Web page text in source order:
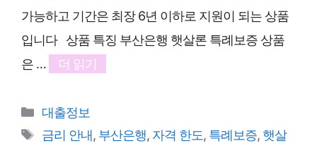
가능하고 기간은 최장 6년 이하로 지원이 되는 상품
입니다 상품 특징 부산은행 햇살론 특례보증 상품
은 …
더 읽기
카
테
대출정보
태
금리 안내, 부산은행, 자격 한도, 특례보증, 햇살